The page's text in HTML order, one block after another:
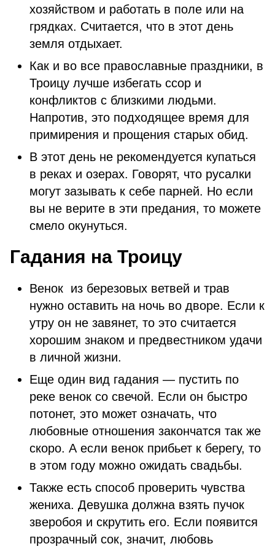
хозяйством и работать в поле или на
грядках. Считается, что в этот день
земля отдыхает.
Как и во все православные праздники, в
Троицу лучше избегать ссор и
конфликтов с близкими людьми.
Напротив, это подходящее время для
примирения и прощения старых обид.
В этот день не рекомендуется купаться
в реках и озерах. Говорят, что русалки
могут зазывать к себе парней. Но если
вы не верите в эти предания, то можете
смело окунуться.
Гадания на Троицу
Венок из березовых ветвей и трав
нужно оставить на ночь во дворе. Если к
утру он не завянет, то это считается
хорошим знаком и предвестником удачи
в личной жизни.
Еще один вид гадания — пустить по
реке венок со свечой. Если он быстро
потонет, это может означать, что
любовные отношения закончатся так же
скоро. А если венок прибьет к берегу, то
в этом году можно ожидать свадьбы.
Также есть способ проверить чувства
жениха. Девушка должна взять пучок
зверобоя и скрутить его. Если появится
прозрачный сок, значит, любовь